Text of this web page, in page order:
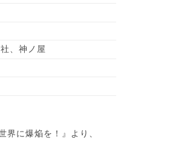
、神ノ屋
界に爆焔を！』より、